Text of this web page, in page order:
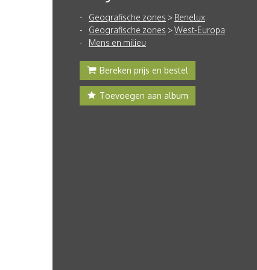
Geografische zones > Benelux
Geografische zones >West-Europa
Mens en milieu
Bereken prijs en bestel
Toevoegen aan album